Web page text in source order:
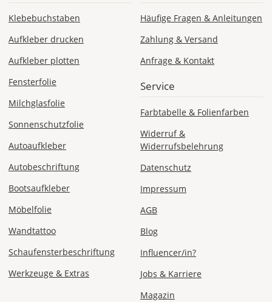
Klebebuchstaben
Aufkleber drucken
Aufkleber plotten
Fensterfolie
Milchglasfolie
Sonnenschutzfolie
Autoaufkleber
Autobeschriftung
Bootsaufkleber
Möbelfolie
Wandtattoo
Schaufensterbeschriftung
Werkzeuge & Extras
Häufige Fragen & Anleitungen
Zahlung & Versand
Anfrage & Kontakt
Service
Farbtabelle & Folienfarben
Widerruf &
Widerrufsbelehrung
Datenschutz
Impressum
AGB
Blog
Influencer/in?
Jobs & Karriere
Magazin